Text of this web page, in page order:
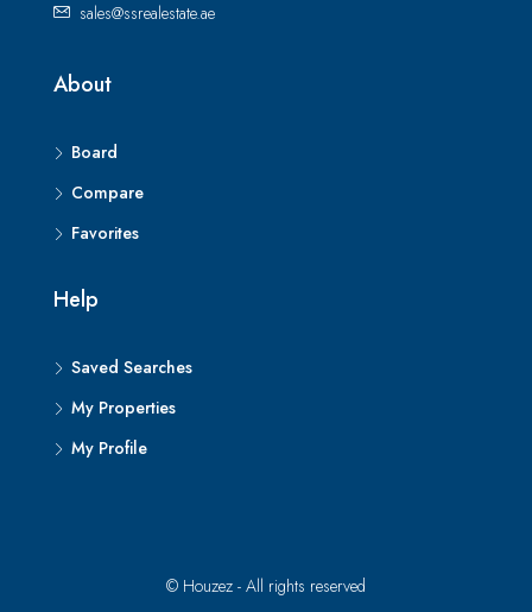
sales@ssrealestate.ae
About
Board
Compare
Favorites
Help
Saved Searches
My Properties
My Profile
© Houzez - All rights reserved